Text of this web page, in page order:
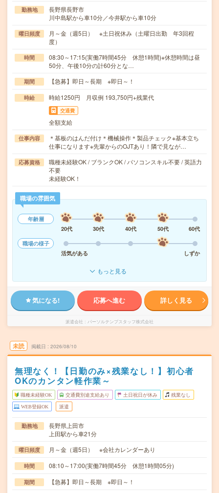
勤務地
長野県長野市
川中島駅から車10分／今井駅から車10分
曜日頻度
月～金（週5日） ※土日祝休み（土曜日出勤 年3回程
度）
時間
08:30～17:15(実働7時間45分 休憩1時間)※休憩時間は昼
50分、午後10分の計60分とな…
期間 【急募】即日～長期 ※即日～！
時給 時給1250円 月収例 193,750円+残業代
交通費
全額支給
仕事内容
＊基板のはんだ付け＊機械操作＊製品チェック※基本立ち
仕事になります※先輩からのOJTあり！隣で見なが…
応募資格
職種未経験OK / ブランクOK / パソコンスキル不要 / 英語力
不要
未経験OK！
職場の雰囲気
年齢層
20代
30代 40代 50代
60代
職場の様子
活気がある
しずか
もっと見る
気になる! 応募へ進む 詳しく見る
派遣会社 パーソルテンプスタッフ株式会社
未読 掲載日 2026/08/10
無理なく！【日勤のみ×残業なし！】初心者
OKのカンタン軽作業～
職種未経験OK 交通費別途支給あり 土日祝日が休み 残業なし
WEB登録OK 派遣
勤務地
長野県上田市
上田駅から車21分
曜日頻度 月～金（週5日） ※会社カレンダーあり
時間 08:10～17:00(実働7時間45分 休憩1時間05分)
期間 【急募】即日～長期 ※即日～！